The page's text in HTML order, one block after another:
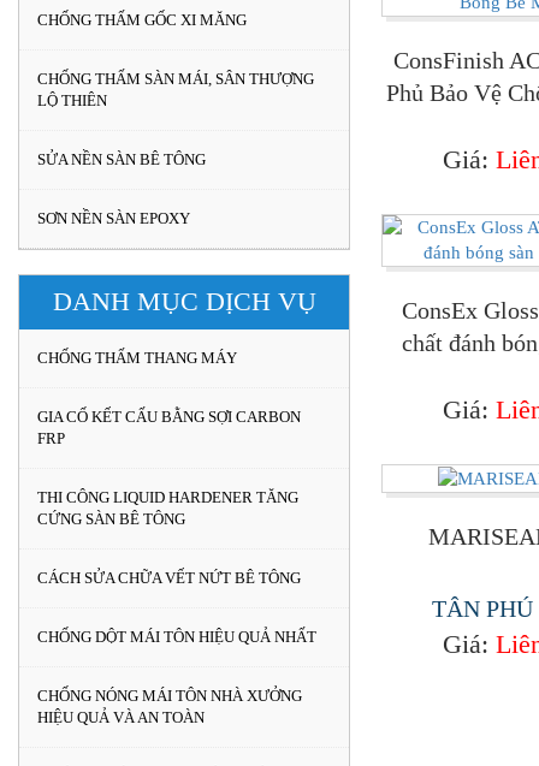
ConsFinish
Phủ Bảo Vệ
Giá:
ConsEx
chất đánh
Giá:
TÂN
Giá:
CHỐNG THẤM GỐC XI MĂNG
CHỐNG THẤM SÀN MÁI, SÂN THƯỢNG
LỘ THIÊN
SỬA NỀN SÀN BÊ TÔNG
SƠN NỀN SÀN EPOXY
DANH MỤC DỊCH VỤ
CHỐNG THẤM THANG MÁY
GIA CỐ KẾT CẤU BẰNG SỢI CARBON
FRP
THI CÔNG LIQUID HARDENER TĂNG
CỨNG SÀN BÊ TÔNG
CÁCH SỬA CHỮA VẾT NỨT BÊ TÔNG
CHỐNG DỘT MÁI TÔN HIỆU QUẢ NHẤT
CHỐNG NÓNG MÁI TÔN NHÀ XƯỞNG
HIỆU QUẢ VÀ AN TOÀN